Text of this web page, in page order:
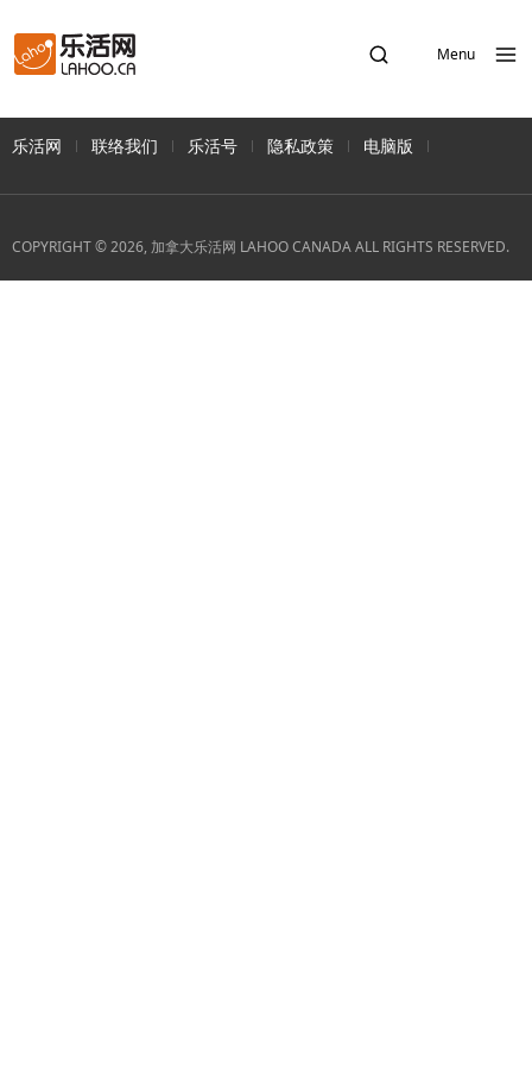
Menu
乐活网 联络我们 乐活号 隐私政策 电脑版
COPYRIGHT © 2026, 加拿大乐活网 LAHOO CANADA ALL RIGHTS RESERVED.